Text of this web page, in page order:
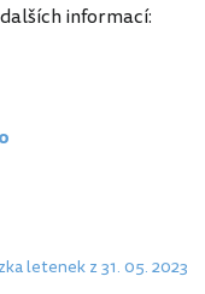
informací:
letenek z 31. 05. 2023